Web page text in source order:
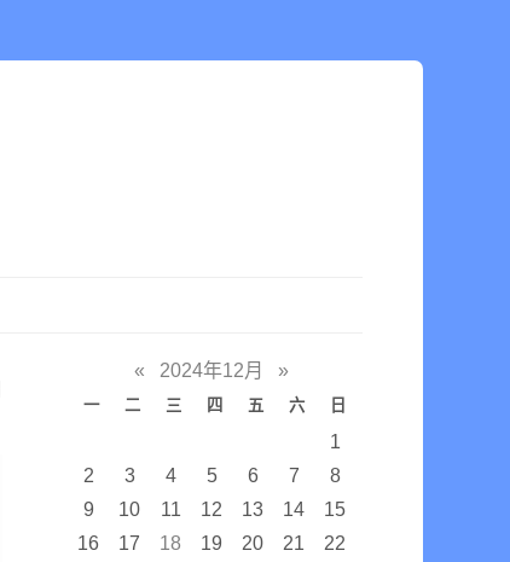
« 2024年12月 »
一 二 三 四 五 六 日
1
2
3 4 5 6 7
8
9
10 11 12 13 14
15
16
17 18 19 20 21
22